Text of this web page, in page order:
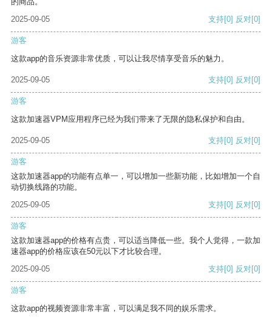
2025-09-05
支持[0] 反对[0]
游客
这款app的音乐资源非常优质，可以让我尽情享受音乐的魅力。
2025-09-05 支持[0] 反对[0]
游客
这款加速器VPM应用程序已经为我们带来了无限的隐私保护和自由。
2025-09-05 支持[0] 反对[0]
游客
这款加速器app的功能有点单一，可以增加一些新功能，比如增加一个自
动切换线路的功能。
2025-09-05
支持[0] 反对[0]
游客
这款加速器app的价格有点贵，可以适当降低一些。我个人觉得，一款加
速器app的价格应该在50元以下才比较合理。
2025-09-05
支持[0] 反对[0]
游客
这款app的视频资源非常丰富，可以满足我不同的娱乐需求。